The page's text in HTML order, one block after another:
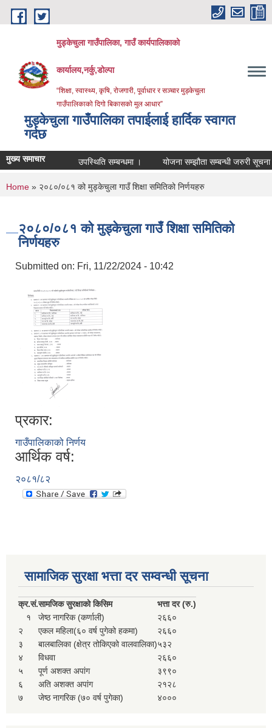
Skip to main content
मुड्केचुला गाउँपालिका, गाउँ कार्यपालिकाको
कार्यालय,नर्कु,डोल्पा
“शिक्षा, स्वास्थ्य, कृषि, रोजगारी, पूर्वाधार र सञ्चार मुड्केचुला
गाउँपालिकाको दिगो बिकासको मुल आधार”
मुड्केचुला गाउँपालिका तपाईलाई हार्दिक स्वागत
गर्दछ
मुख्य समाचार उपस्थिति सम्बन्धमा । योजना सम्झौता सम्बन्धी जरुरी सूचना ।
You are here
Home » २०८०/०८१ को मुड्केचुला गाउँ शिक्षा समितिको निर्णयहरु
२०८०/०८१ को मुड्केचुला गाउँ शिक्षा समितिको
निर्णयहरु
Submitted on: Fri, 11/22/2024 - 10:42
प्रकार:
गाउँपालिकाको निर्णय
आर्थिक वर्ष:
२०८१/८२
सामाजिक सुरक्षा भत्ता दर सम्वन्धी सूचना
क्र.सं.सामजिक सुरक्षाको किसिम
भत्ता दर (रु.)
१
जेष्ठ नागरिक (कर्णाली)
२६६०
२
एकल महिला(६० वर्ष पुगेको हकमा)
२६६०
३
बालबालिका (क्षेत्र तोकिएको वालवालिका)५३२
४
विधवा
२६६०
५
पूर्ण अशक्त अपांग
३९९०
६
अति अशक्त अपांग
२१२८
७
जेष्ठ नागरिक (७० वर्ष पुगेका) ४०००